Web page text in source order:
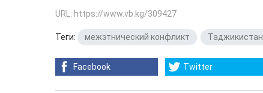
URL: https://www.vb.kg/309427
Теги: межэтнический конфликт Таджикистан
Facebook Twitter